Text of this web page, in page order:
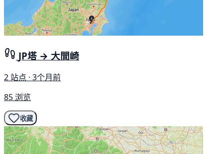
JP塔 → 大間崎
2 站点 · 3个月前
85 浏览
收藏